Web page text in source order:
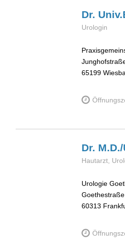
Dr.
Urologin
65199
Dr.
Hautarzt,
Urologie
60313